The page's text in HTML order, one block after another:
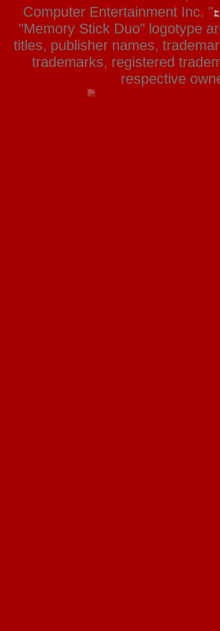
Computer Entertainment Inc. "
"Memory Stick Duo" logotype
titles, publisher names,
trademarks, registered
respective